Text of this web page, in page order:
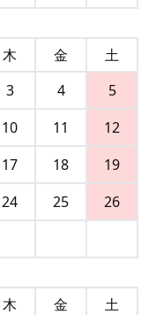
木 金
土
3 4
5
10 11
12
17 18
19
24 25
26
木 金
土